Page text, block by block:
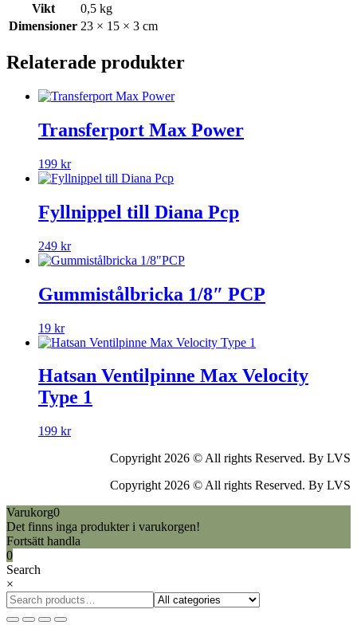
Vikt
0,5 kg
Dimensioner 23 × 15 × 3 cm
Relaterade produkter
Transferport Max Power
199 kr
Fyllnippel till Diana Pcp
249 kr
Gummistålbricka 1/8″ PCP
19 kr
Hatsan Ventilpinne Max Velocity
Type 1
199 kr
Copyright 2026 © All rights Reserved. By LVS
Copyright 2026 © All rights Reserved. By LVS
Varukorg0
Det finns inga produkter i varukorgen!
Fortsätt handla
0
Search
×